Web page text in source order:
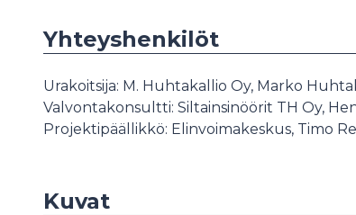
Yhteyshenkilöt
Urakoitsija: M. Huhtakallio Oy, Marko
Valvontakonsultti: Siltainsinöörit TH Oy,
Projektipäällikkö: Elinvoimakeskus, Timo
Kuvat